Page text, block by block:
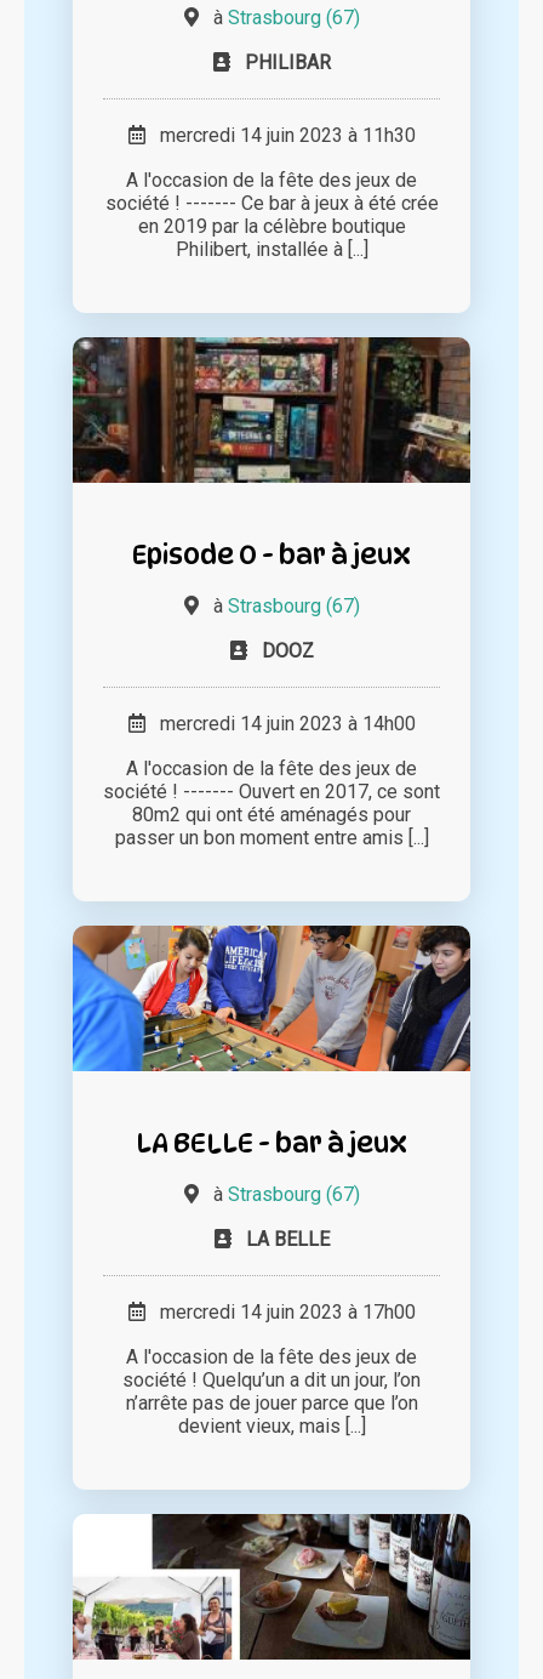
à Strasbourg (67)
PHILIBAR
mercredi 14 juin 2023 à 11h30
A l'occasion de la fête des jeux de
société ! ------- Ce bar à jeux à été crée
en 2019 par la célèbre boutique
Philibert, installée à [...]
Episode 0 - bar à jeux
à Strasbourg (67)
DOOZ
mercredi 14 juin 2023 à 14h00
A l'occasion de la fête des jeux de
société ! ------- Ouvert en 2017, ce sont
80m2 qui ont été aménagés pour
passer un bon moment entre amis [...]
LA BELLE - bar à jeux
à Strasbourg (67)
LA BELLE
mercredi 14 juin 2023 à 17h00
A l'occasion de la fête des jeux de
société ! Quelqu’un a dit un jour, l’on
n’arrête pas de jouer parce que l’on
devient vieux, mais [...]